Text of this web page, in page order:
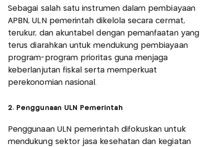
Sebagai salah satu instrumen dalam pembiayaan
APBN, ULN pemerintah dikelola secara cermat,
terukur, dan akuntabel dengan pemanfaatan yang
terus diarahkan untuk mendukung pembiayaan
program-program prioritas guna menjaga
keberlanjutan fiskal serta memperkuat
perekonomian nasional.
2. Penggunaan ULN Pemerintah
Penggunaan ULN pemerintah difokuskan untuk
mendukung sektor jasa kesehatan dan kegiatan